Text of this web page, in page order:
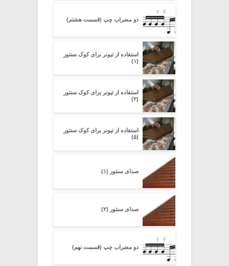
دو مضراب چپ (قسمت هشتم)
استفاده از تیونر برای کوک سنتور
(۱)
استفاده از تیونر برای کوک سنتور
(۲)
استفاده از تیونر برای کوک سنتور
(۵)
صدای سنتور (۱)
صدای سنتور (۲)
دو مضراب چپ (قسمت نهم)